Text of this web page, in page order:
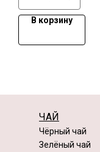
В корзину
ЧАЙ
Чёрный чай
Зелёный чай